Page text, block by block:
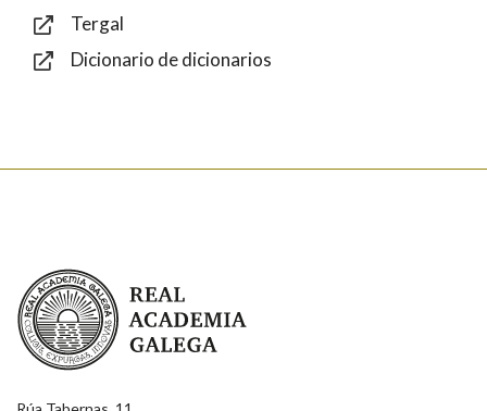
Tergal
Dicionario de dicionarios
Real Academia Galega